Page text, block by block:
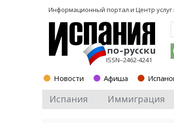
Информационный портал и Центр
ISSN–2462-4241
Новости Афиша
Испания Иммиграция